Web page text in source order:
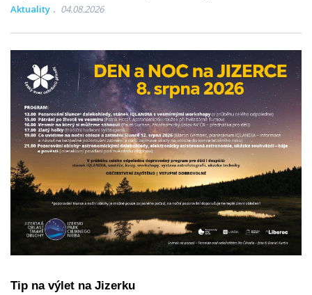
Aktuality 04.08.2026
Tip na výlet na Jizerku